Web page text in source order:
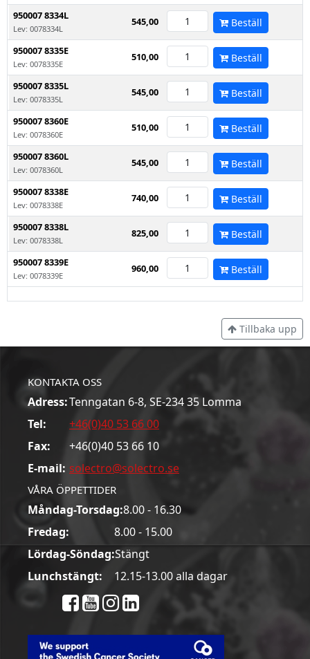
950007 8334L
Lev: 0078334L
545,00 Beställ
950007 8335E
Lev: 0078335E
510,00 Beställ
950007 8335L
Lev: 0078335L
545,00 Beställ
950007 8360E
Lev: 0078360E
510,00 Beställ
950007 8360L
Lev: 0078360L
545,00 Beställ
950007 8338E
Lev: 0078338E
740,00 Beställ
950007 8338L
Lev: 0078338L
825,00 Beställ
950007 8339E
Lev: 0078339E
960,00 Beställ
Tillbaka upp
KONTAKTA OSS
Adress:Tenngatan 6-8, SE-234 35 Lomma
Tel:
+46(0)40 53 66 00
Fax:
+46(0)40 53 66 10
E-mail: solectro@solectro.se
VÅRA ÖPPETTIDER
Måndag-Torsdag:8.00 - 16.30
Fredag:
8.00 - 15.00
Lördag-Söndag:Stängt
Lunchstängt:
12.15-13.00 alla dagar